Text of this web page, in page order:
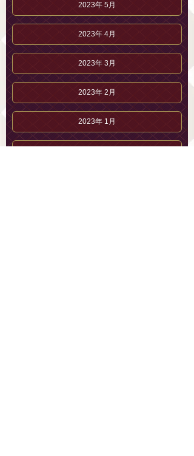
2023年 5月
2023年 4月
2023年 3月
2023年 2月
2023年 1月